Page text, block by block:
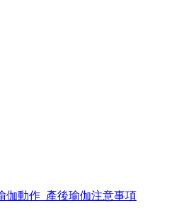
伽動作_產後瑜伽注意事項